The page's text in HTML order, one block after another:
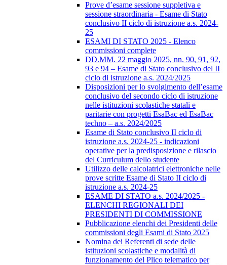
Prove d’esame sessione suppletiva e
sessione straordinaria - Esame di Stato
conclusivo II ciclo di istruzione a.s. 2024-
25
ESAMI DI STATO 2025 - Elenco
commissioni complete
DD.MM. 22 maggio 2025, nn. 90, 91, 92,
93 e 94 – Esame di Stato conclusivo del II
ciclo di istruzione a.s. 2024/2025
Disposizioni per lo svolgimento dell’esame
conclusivo del secondo ciclo di istruzione
nelle istituzioni scolastiche statali e
paritarie con progetti EsaBac ed EsaBac
techno – a.s. 2024/2025
Esame di Stato conclusivo II ciclo di
istruzione a.s. 2024-25 - indicazioni
operative per la predisposizione e rilascio
del Curriculum dello studente
Utilizzo delle calcolatrici elettroniche nelle
prove scritte Esame di Stato II ciclo di
istruzione a.s. 2024-25
ESAME DI STATO a.s. 2024/2025 -
ELENCHI REGIONALI DEI
PRESIDENTI DI COMMISSIONE
Pubblicazione elenchi dei Presidenti delle
commissioni degli Esami di Stato 2025
Nomina dei Referenti di sede delle
istituzioni scolastiche e modalità di
funzionamento del Plico telematico per